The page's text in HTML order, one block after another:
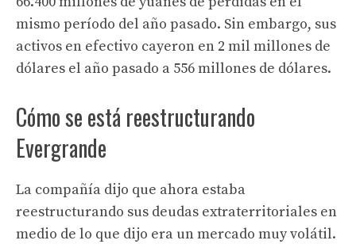
mismo período del año pasado. Sin embargo, sus
activos en efectivo cayeron en 2 mil millones de
dólares el año pasado a 556 millones de dólares.
Cómo se está reestructurando
Evergrande
La compañía dijo que ahora estaba
reestructurando sus deudas extraterritoriales en
medio de lo que dijo era un mercado muy volátil.